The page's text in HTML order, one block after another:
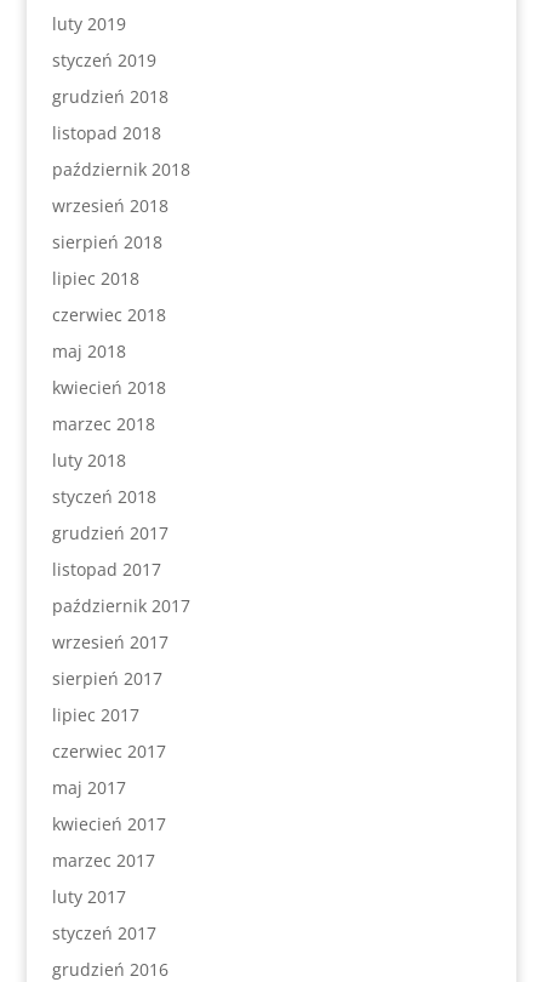
luty 2019
styczeń 2019
grudzień 2018
listopad 2018
październik 2018
wrzesień 2018
sierpień 2018
lipiec 2018
czerwiec 2018
maj 2018
kwiecień 2018
marzec 2018
luty 2018
styczeń 2018
grudzień 2017
listopad 2017
październik 2017
wrzesień 2017
sierpień 2017
lipiec 2017
czerwiec 2017
maj 2017
kwiecień 2017
marzec 2017
luty 2017
styczeń 2017
grudzień 2016